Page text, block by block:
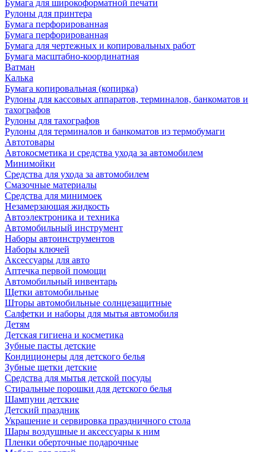
Бумага для широкоформатной печати
Рулоны для принтера
Бумага перфорированная
Бумага перфорированная
Бумага для чертежных и копировальных работ
Бумага масштабно-координатная
Ватман
Калька
Бумага копировальная (копирка)
Рулоны для кассовых аппаратов, терминалов, банкоматов и
тахографов
Рулоны для тахографов
Рулоны для терминалов и банкоматов из термобумаги
Автотовары
Автокосметика и средства ухода за автомобилем
Минимойки
Средства для ухода за автомобилем
Смазочные материалы
Средства для минимоек
Незамерзающая жидкость
Автоэлектроника и техника
Автомобильный инструмент
Наборы автоинструментов
Наборы ключей
Аксессуары для авто
Аптечка первой помощи
Автомобильный инвентарь
Щетки автомобильные
Шторы автомобильные солнцезащитные
Салфетки и наборы для мытья автомобиля
Детям
Детская гигиена и косметика
Зубные пасты детские
Кондиционеры для детского белья
Зубные щетки детские
Средства для мытья детской посуды
Стиральные порошки для детского белья
Шампуни детские
Детский праздник
Украшение и сервировка праздничного стола
Шары воздушные и аксессуары к ним
Пленки оберточные подарочные